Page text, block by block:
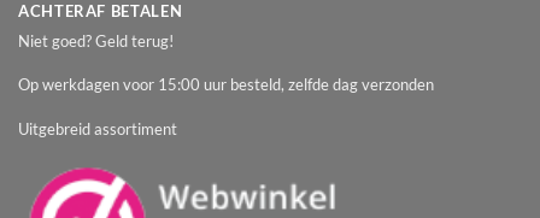
ACHTERAF BETALEN
Niet goed? Geld terug!
Op werkdagen voor 15:00 uur besteld, zelfde dag verzonden
Uitgebreid assortiment